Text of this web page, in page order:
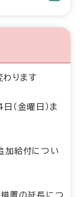
ります
（金曜日）ま
加給付につい
置の延長につ